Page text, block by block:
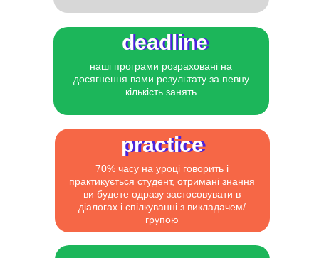
practice
practice
70% часу на уроці говорить і
практикується студент, отримані знання
ви будете одразу застосовувати в
діалогах і спілкуванні з викладачем/
групою
deadline
deadline
наші програми розраховані на
досягнення вами результату за певну
кількість занять